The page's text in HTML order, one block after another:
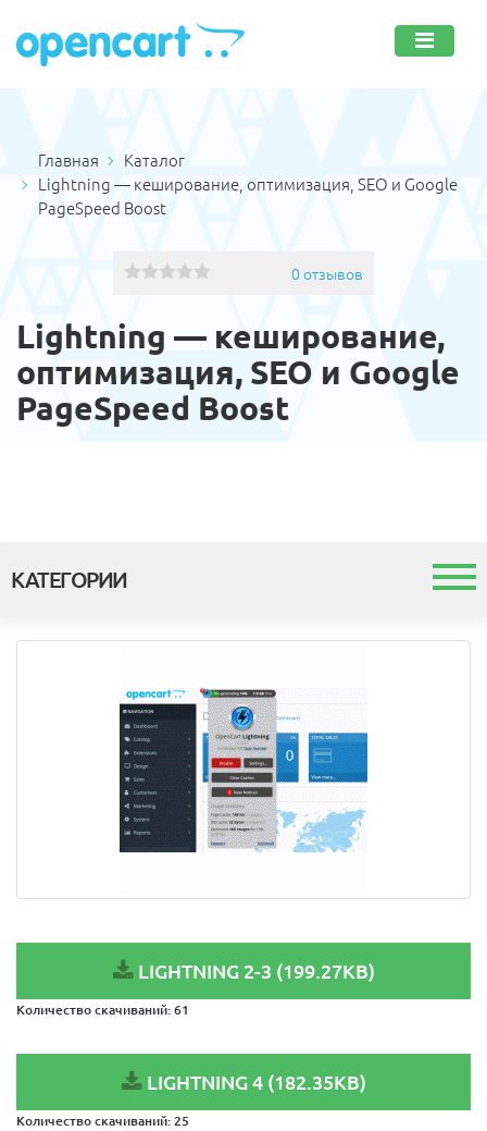
Главная
Каталог
Lightning — кеширование, оптимизация, SEO и Google
PageSpeed ​​Boost
Lightning — кеширование,
оптимизация, SEO и Google
PageSpeed ​​Boost
0 отзывов
КАТЕГОРИИ
Шаблоны и темы
Интеграция с 1с
LIGHTNING 2-3 (199.27KB)
Количество скачиваний:61
LIGHTNING 4 (182.35KB)
Количество скачиваний:25